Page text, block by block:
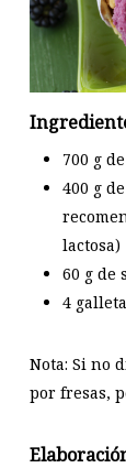
700 g
400 g
lactosa)
60 g de
4
Nota: Si no
por fresas,